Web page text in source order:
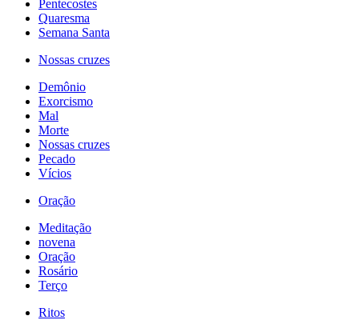
Pentecostes
Quaresma
Semana Santa
Nossas cruzes
Demônio
Exorcismo
Mal
Morte
Nossas cruzes
Pecado
Vícios
Oração
Meditação
novena
Oração
Rosário
Terço
Ritos